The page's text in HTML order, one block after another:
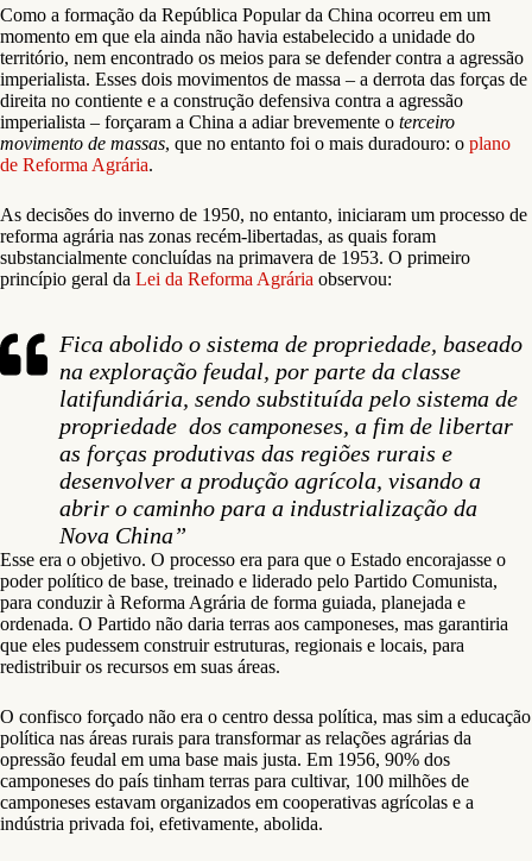
Como a formação da República Popular da China ocorreu em um
momento em que ela ainda não havia estabelecido a unidade do
território, nem encontrado os meios para se defender contra a agressão
imperialista. Esses dois movimentos de massa – a derrota das forças de
direita no contiente e a construção defensiva contra a agressão
imperialista – forçaram a China a adiar brevemente o terceiro
movimento de massas, que no entanto foi o mais duradouro: o plano
de Reforma Agrária.
As decisões do inverno de 1950, no entanto, iniciaram um processo de
reforma agrária nas zonas recém-libertadas, as quais foram
substancialmente concluídas na primavera de 1953. O primeiro
princípio geral da Lei da Reforma Agrária observou:
Fica abolido o sistema de propriedade, baseado
na exploração feudal, por parte da classe
latifundiária, sendo substituída pelo sistema de
propriedade dos camponeses, a fim de libertar
as forças produtivas das regiões rurais e
desenvolver a produção agrícola, visando a
abrir o caminho para a industrialização da
Nova China”
Esse era o objetivo. O processo era para que o Estado encorajasse o
poder político de base, treinado e liderado pelo Partido Comunista,
para conduzir à Reforma Agrária de forma guiada, planejada e
ordenada. O Partido não daria terras aos camponeses, mas garantiria
que eles pudessem construir estruturas, regionais e locais, para
redistribuir os recursos em suas áreas.
O confisco forçado não era o centro dessa política, mas sim a educação
política nas áreas rurais para transformar as relações agrárias da
opressão feudal em uma base mais justa. Em 1956, 90% dos
camponeses do país tinham terras para cultivar, 100 milhões de
camponeses estavam organizados em cooperativas agrícolas e a
indústria privada foi, efetivamente, abolida.